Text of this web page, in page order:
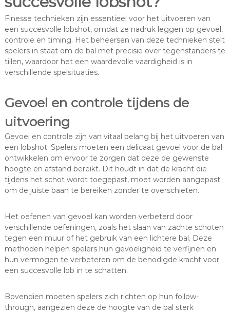
Finesse technieken zijn essentieel voor het uitvoeren van
een succesvolle lobshot, omdat ze nadruk leggen op gevoel,
controle en timing. Het beheersen van deze technieken stelt
spelers in staat om de bal met precisie over tegenstanders te
tillen, waardoor het een waardevolle vaardigheid is in
verschillende spelsituaties.
Gevoel en controle tijdens de
uitvoering
Gevoel en controle zijn van vitaal belang bij het uitvoeren van
een lobshot. Spelers moeten een delicaat gevoel voor de bal
ontwikkelen om ervoor te zorgen dat deze de gewenste
hoogte en afstand bereikt. Dit houdt in dat de kracht die
tijdens het schot wordt toegepast, moet worden aangepast
om de juiste baan te bereiken zonder te overschieten.
Het oefenen van gevoel kan worden verbeterd door
verschillende oefeningen, zoals het slaan van zachte schoten
tegen een muur of het gebruik van een lichtere bal. Deze
methoden helpen spelers hun gevoeligheid te verfijnen en
hun vermogen te verbeteren om de benodigde kracht voor
een succesvolle lob in te schatten.
Bovendien moeten spelers zich richten op hun follow-
through, aangezien deze de hoogte van de bal sterk